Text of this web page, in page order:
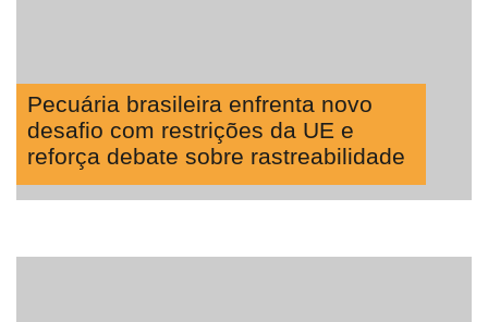
Pecuária brasileira enfrenta novo
desafio com restrições da UE e
reforça debate sobre rastreabilidade